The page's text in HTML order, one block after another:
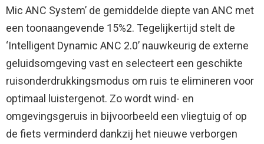
Mic ANC System’ de gemiddelde diepte van ANC met
een toonaangevende 15%2. Tegelijkertijd stelt de
‘Intelligent Dynamic ANC 2.0’ nauwkeurig de externe
geluidsomgeving vast en selecteert een geschikte
ruisonderdrukkingsmodus om ruis te elimineren voor
optimaal luistergenot. Zo wordt wind- en
omgevingsgeruis in bijvoorbeeld een vliegtuig of op
de fiets verminderd dankzij het nieuwe verborgen